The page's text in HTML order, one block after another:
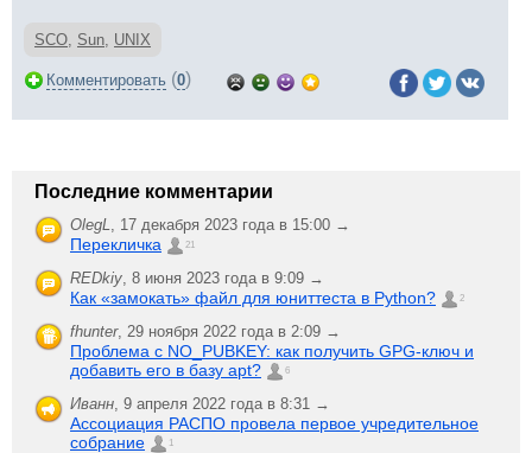
SCO, Sun, UNIX
Комментировать (0)
Последние комментарии
OlegL, 17 декабря 2023 года в 15:00 →
Перекличка 21
REDkiy, 8 июня 2023 года в 9:09 →
Как «замокать» файл для юниттеста в Python? 2
fhunter, 29 ноября 2022 года в 2:09 →
Проблема с NO_PUBKEY: как получить GPG-ключ и
добавить его в базу apt?
6
Иванн, 9 апреля 2022 года в 8:31 →
Ассоциация РАСПО провела первое учредительное
собрание
1